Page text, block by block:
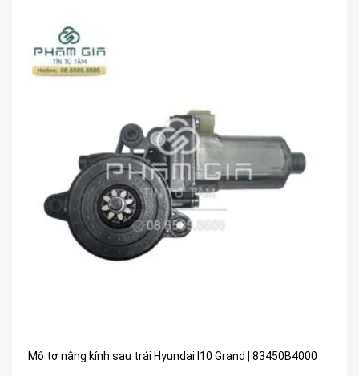
Mô tơ nâng kính sau trái Hyundai I10 Grand | 83450B4000